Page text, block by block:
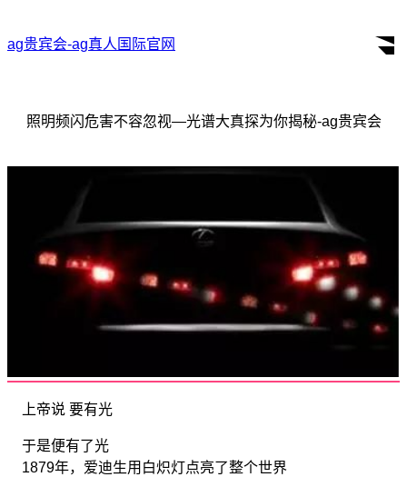
for:
ag贵宾会-ag真人国际官网
照明频闪危害不容忽视—光谱大真探为你揭秘-ag贵宾会
上帝说 要有光
于是便有了光
1879年，爱迪生用白炽灯点亮了整个世界